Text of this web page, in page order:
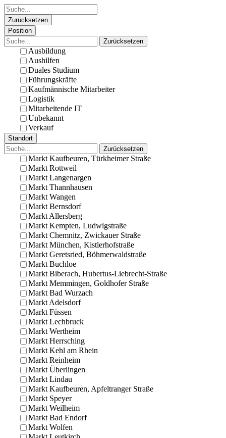
Zurücksetzen
Position
Zurücksetzen
Ausbildung
Aushilfen
Duales Studium
Führungskräfte
Kaufmännische Mitarbeiter
Logistik
Mitarbeitende IT
Unbekannt
Verkauf
Standort
Zurücksetzen
Markt Kaufbeuren, Türkheimer Straße
Markt Rottweil
Markt Langenargen
Markt Thannhausen
Markt Wangen
Markt Bernsdorf
Markt Allersberg
Markt Kempten, Ludwigstraße
Markt Chemnitz, Zwickauer Straße
Markt München, Kistlerhofstraße
Markt Geretsried, Böhmerwaldstraße
Markt Buchloe
Markt Biberach, Hubertus-Liebrecht-Straße
Markt Memmingen, Goldhofer Straße
Markt Bad Wurzach
Markt Adelsdorf
Markt Füssen
Markt Lechbruck
Markt Wertheim
Markt Herrsching
Markt Kehl am Rhein
Markt Reinheim
Markt Überlingen
Markt Lindau
Markt Kaufbeuren, Apfeltranger Straße
Markt Speyer
Markt Weilheim
Markt Bad Endorf
Markt Wolfen